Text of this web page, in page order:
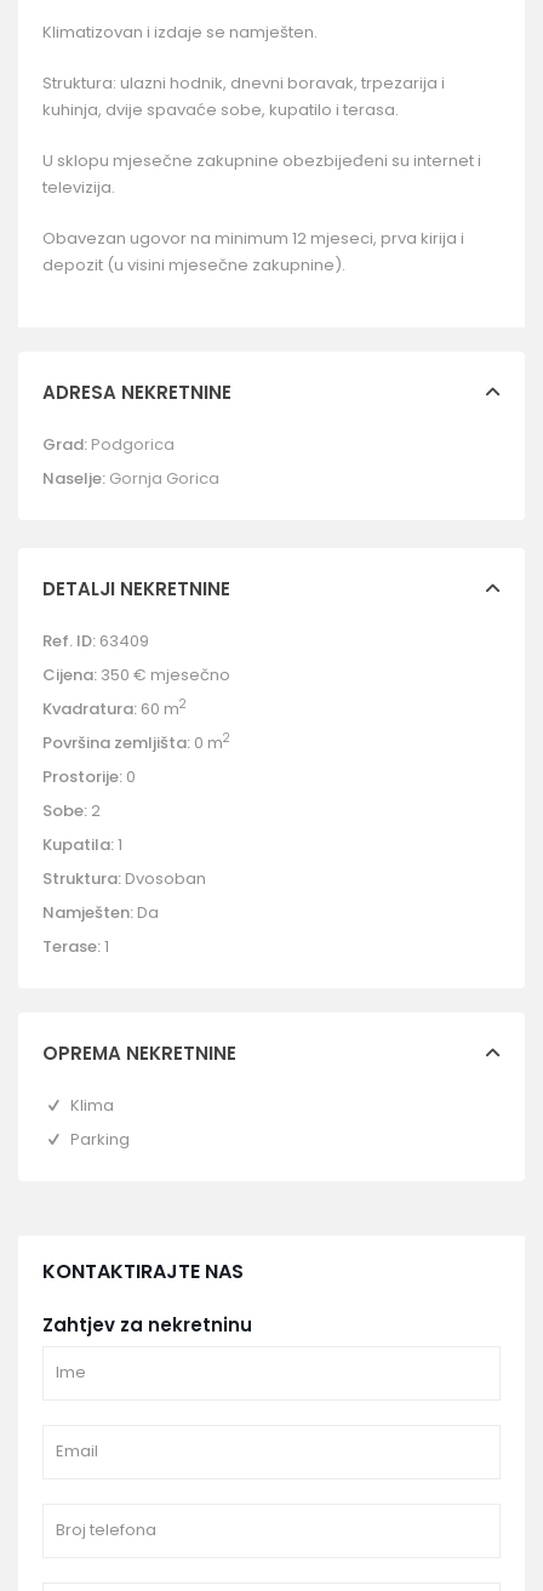
Klimatizovan i izdaje se namješten.
Struktura: ulazni hodnik, dnevni boravak, trpezarija i
kuhinja, dvije spavaće sobe, kupatilo i terasa.
U sklopu mjesečne zakupnine obezbijeđeni su internet i
televizija.
Obavezan ugovor na minimum 12 mjeseci, prva kirija i
depozit (u visini mjesečne zakupnine).
ADRESA NEKRETNINE
Grad: Podgorica
Naselje: Gornja Gorica
DETALJI NEKRETNINE
Ref. ID: 63409
Cijena: 350 € mjesečno
Kvadratura: 60 m2
Površina zemljišta: 0 m2
Prostorije: 0
Sobe: 2
Kupatila:1
Struktura: Dvosoban
Namješten: Da
Terase:1
OPREMA NEKRETNINE
Klima
Parking
KONTAKTIRAJTE NAS
Zahtjev za nekretninu